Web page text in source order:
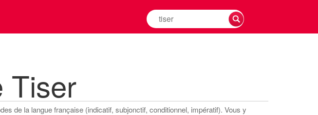
Rechercher
la
Tiser
de la langue française (indicatif, subjonctif, conditionnel, impératif). Vous y